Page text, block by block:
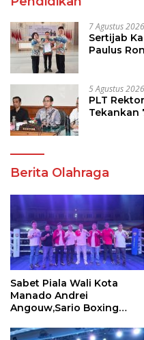
7 Agustus 2026
Sertijab
Paulus
5 Agustus 2026
PLT
Tekankan
Berita Olahraga
Sabet Piala Wali Kota
Manado Andrei
Angouw,Sario Boxing
Perbati 2026